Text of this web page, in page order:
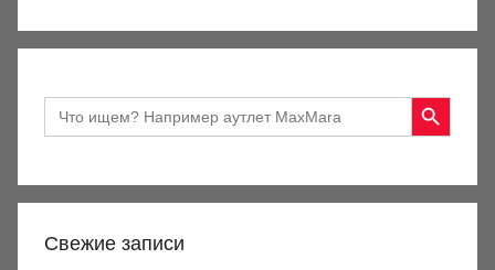
Search
for:
Search Button
Свежие записи